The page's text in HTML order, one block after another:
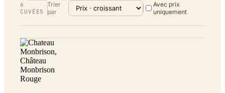
6
CUVÉES
Trier
par
Avec prix
uniquement